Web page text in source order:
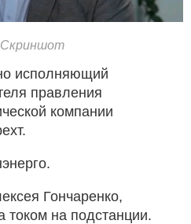
Скриншот
исполняющий
правления
компании
Гончаренко,
током на подстанции.